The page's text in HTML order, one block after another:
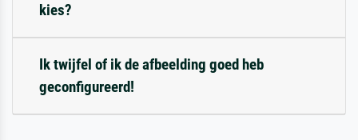
kies?
Ik twijfel of ik de afbeelding goed heb
geconfigureerd!